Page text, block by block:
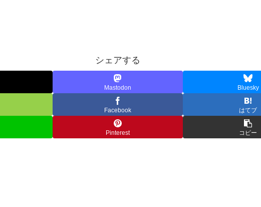
シェアする
Mastodon Bluesky
Facebook はてブ
Pinterest コピー